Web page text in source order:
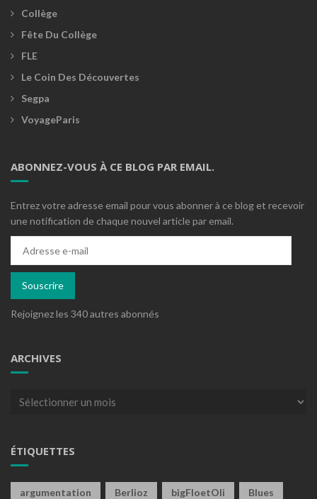
Collège
Fête Du Collège
FLE
Le Coin Des Découvertes
Segpa
VoyageParis
ABONNEZ-VOUS À CE BLOG PAR EMAIL.
Entrez votre adresse email pour vous abonner à ce blog et recevoir
une notification de chaque nouvel article par email.
mail
Souscrire
Rejoignez les 340 autres abonnés
ARCHIVES
Archives
ÉTIQUETTES
argumentation Berlioz bigFloetOli Blues